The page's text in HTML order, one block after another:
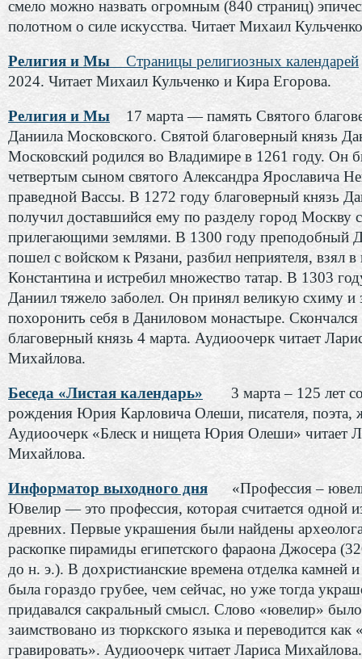
смело можно назвать огромным (840 страниц)
полотном о силе искусства. Читает Михаил
Религия и Мы Страницы религиозных календарей
2024. Читает Михаил Кульченко и Кира Егорова.
Религия и Мы
17 марта — память Святого
Даниила Московского. Святой благоверный князь
Московский родился во Владимире в 1261 году. Он
четвертым сыном святого Александра Ярославича
праведной Вассы. В 1272 году благоверный князь
получил доставшийся ему по разделу город Москву с
прилегающими землями. В 1300 году преподобный
пошел с войском к Рязани, разбил неприятеля, взял в
Константина и истребил множество татар. В 1303
Даниил тяжело заболел. Он принял великую схиму и
похоронить себя в Даниловом монастыре. Скончался
благоверный князь 4 марта. Аудиоочерк читает
Михайлова.
Беседа «Листая календарь» 3 марта – 125 лет
рождения Юрия Карловича Олеши, писателя, поэта,
Аудиоочерк «Блеск и нищета Юрия Олеши» читает
Михайлова.
Информатор выходного дня
«Профессия –
Ювелир — это профессия, которая считается одной
древних. Первые украшения были найдены
раскопке пирамиды египетского фараона Джосера
до н. э.). В дохристианские времена отделка камней
была гораздо грубее, чем сейчас, но уже тогда
придавался сакральный смысл. Слово «ювелир» было
заимствовано из тюркского языка и переводится
гравировать». Аудиоочерк читает Лариса Михайлова.